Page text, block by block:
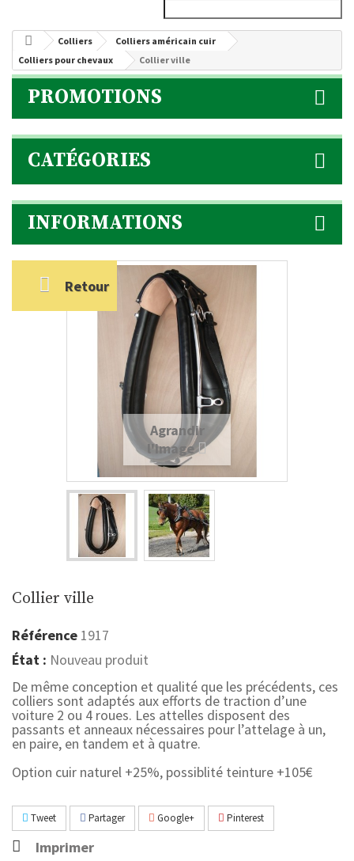
Colliers
Colliers américain cuir
Colliers pour chevaux
Collier ville
PROMOTIONS
CATÉGORIES
INFORMATIONS
Retour
Agrandir
l'image
Collier ville
Référence 1917
État : Nouveau produit
De même conception et qualité que les précédents, ces
colliers sont adaptés aux efforts de traction d’une
voiture 2 ou 4 roues. Les attelles disposent des
passants et anneaux nécessaires pour l’attelage à un,
en paire, en tandem et à quatre.
Option cuir naturel +25%, possiblité teinture +105€
Tweet Partager Google+ Pinterest
Imprimer